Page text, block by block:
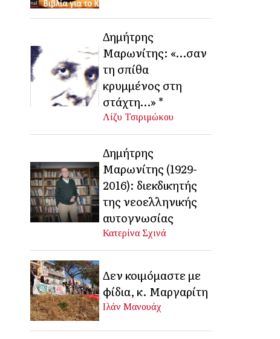
Δημήτρης
Μαρωνίτης: «…σαν
τη σπίθα
κρυμμένος στη
στάχτη…» *
Λίζυ Τσιριμώκου
Δημήτρης
Μαρωνίτης (1929-
2016): διεκδικητής
της νεοελληνικής
αυτογνωσίας
Κατερίνα Σχινά
Δεν κοιμόμαστε με
φίδια, κ. Μαργαρίτη
Ιλάν Μανουάχ